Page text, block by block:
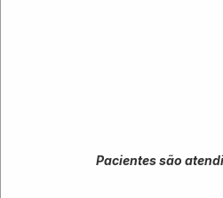
Pacientes são